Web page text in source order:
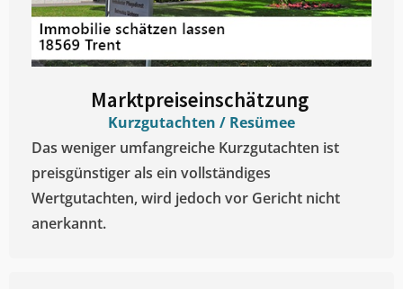
Marktpreiseinschätzung ​
Kurzgutachten / Resümee
Das weniger umfangreiche Kurzgutachten ist
preisgünstiger als ein vollständiges
Wertgutachten, wird jedoch vor Gericht nicht
anerkannt.